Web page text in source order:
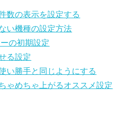
数の表示を設定する
い機種の設定方法
の初期設定
る設定
い勝手と同じようにする
ゃめちゃ上がるオススメ設定